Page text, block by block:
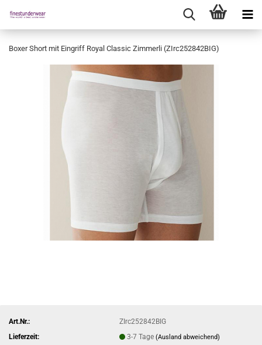
Boxer Short mit Eingriff Royal Classic Zimmerli (ZIrc252842BIG)
Art.Nr.:
ZIrc252842BIG
Lieferzeit:
3-7 Tage(Ausland abweichend)